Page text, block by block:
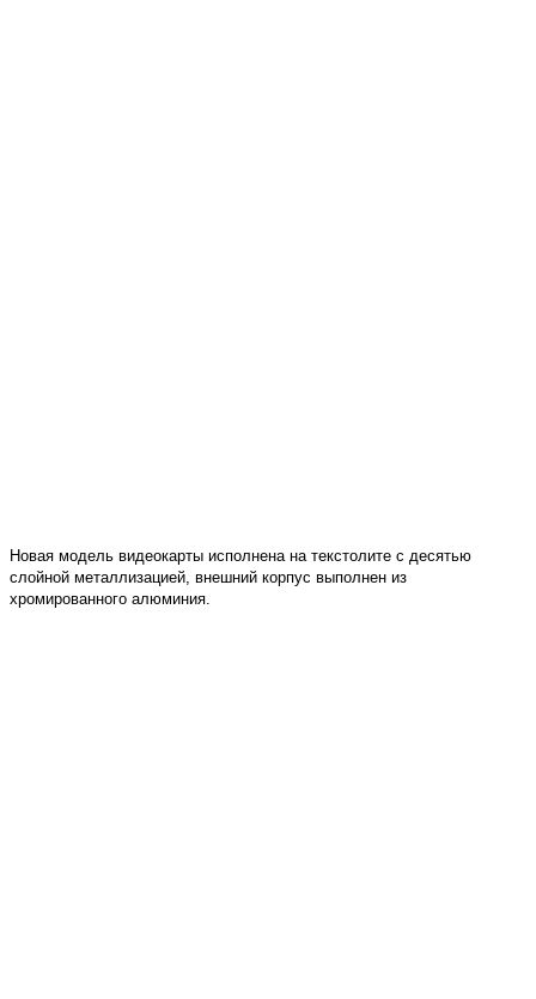
Новая модель видеокарты исполнена на текстолите с десятью
слойной металлизацией, внешний корпус выполнен из
хромированного алюминия.